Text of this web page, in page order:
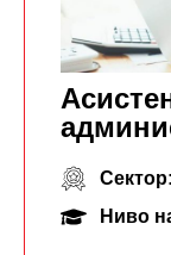
Сектор:
Ниво